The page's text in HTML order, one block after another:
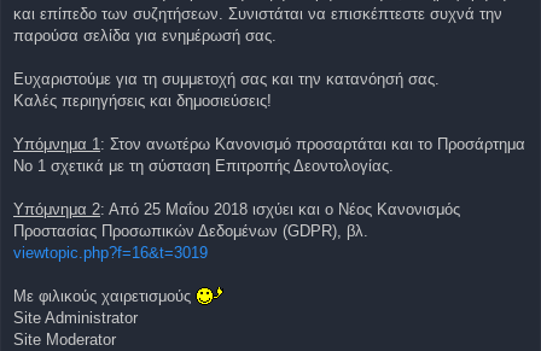
και επίπεδο των συζητήσεων. Συνιστάται να επισκέπτεστε συχνά την
παρούσα σελίδα για ενημέρωσή σας.
Ευχαριστούμε για τη συμμετοχή σας και την κατανόησή σας.
Καλές περιηγήσεις και δημοσιεύσεις!
Υπόμνημα 1: Στον ανωτέρω Κανονισμό προσαρτάται και το Προσάρτημα
No 1 σχετικά με τη σύσταση Επιτροπής Δεοντολογίας.
Υπόμνημα 2: Από 25 Μαΐου 2018 ισχύει και ο Νέος Κανονισμός
Προστασίας Προσωπικών Δεδομένων (GDPR), βλ.
viewtopic.php?f=16&t=3019
Με φιλικούς χαιρετισμούς
Site Administrator
Site Moderator